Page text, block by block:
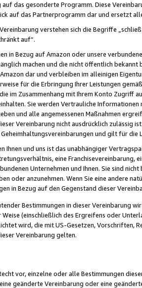
auf das gesonderte Programm. Diese
auf das Partnerprogramm dar und ersetzt
verstehen sich die Begriffe
auf“.
in Bezug auf Amazon oder unsere
machen und die nicht öffentlich
dar und verbleiben im alleinigen
für die Erbringung Ihrer Leistungen
im Zusammenhang mit Ihrem Konto
Sie werden Vertrauliche
und alle angemessenen Maßnahmen
Vereinbarung nicht ausdrücklich zulässig
und gilt für die
Ihnen und uns ist das unabhängiger
eine Franchisevereinbarung,
Unternehmen und Ihnen. Sie sind
oder anzunehmen. Wenn Sie eine andere
in Bezug auf den Gegenstand dieser
Bestimmungen in dieser Vereinbarung
(einschließlich des Ergreifens oder
wird, die mit US-Gesetzen, Vorschriften,
Vereinbarung gelten.
vor, einzelne oder alle Bestimmungen
geänderte Vereinbarung oder eine